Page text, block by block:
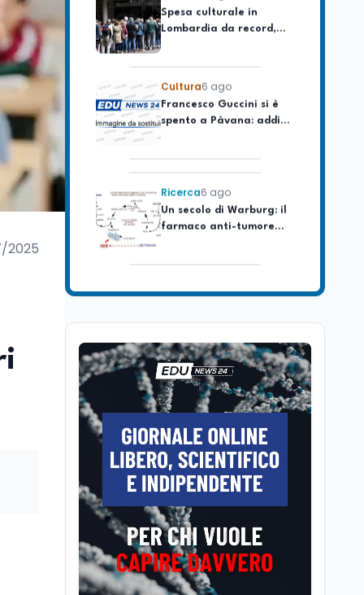
2025
Lombardia da record,
ma la voragine Nord-
Cultura6 ago
Francesco Guccini si è
spento a Pàvana: addio
al Maestrone
Ricerca6 ago
Un secolo di Warburg: il
farmaco anti-tumore
che accende la glicolisi
Ricerca6 ago
reattori spenti
Scuola6 ago
Posizioni economiche
ATA: la matematica
degli arretrati fino a
Cultura6 ago
Spesa culturale in
Lombardia da record,
Sud triplica
Cultura 6 ago
Francesco Guccini si è
spento a Pàvana: addio
al Maestrone